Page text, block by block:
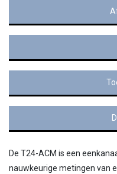
De T24-ACM is een
nauwkeurige metingen van